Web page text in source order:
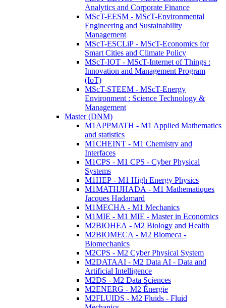
Analytics and Corporate Finance
MScT-EESM - MScT-Environmental
Engineering and Sustainability
Management
MScT-ESCLiP - MScT-Economics for
Smart Cities and Climate Policy
MScT-IOT - MScT-Internet of Things :
Innovation and Management Program
(IoT)
MScT-STEEM - MScT-Energy
Environment : Science Technology &
Management
Master (DNM)
M1APPMATH - M1 Applied Mathematics
and statistics
M1CHEINT - M1 Chemistry and
Interfaces
M1CPS - M1 CPS - Cyber Physical
Systems
M1HEP - M1 High Energy Physics
M1MATHJHADA - M1 Mathematiques
Jacques Hadamard
M1MECHA - M1 Mechanics
M1MIE - M1 MIE - Master in Economics
M2BIOHEA - M2 Biology and Health
M2BIOMECA - M2 Biomeca -
Biomechanics
M2CPS - M2 Cyber Physical System
M2DATAAI - M2 Data AI - Data and
Artificial Intelligence
M2DS - M2 Data Sciences
M2ENERG - M2 Énergie
M2FLUIDS - M2 Fluids - Fluid